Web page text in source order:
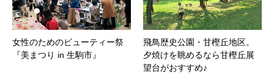
女性のためのビューティー祭
『美まつり in 生駒市』
飛鳥歴史公園・甘樫丘地区。
夕焼けを眺めるなら甘樫丘展
望台がおすすめ♪